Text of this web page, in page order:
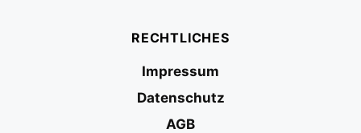
RECHTLICHES
Impressum
Datenschutz
AGB